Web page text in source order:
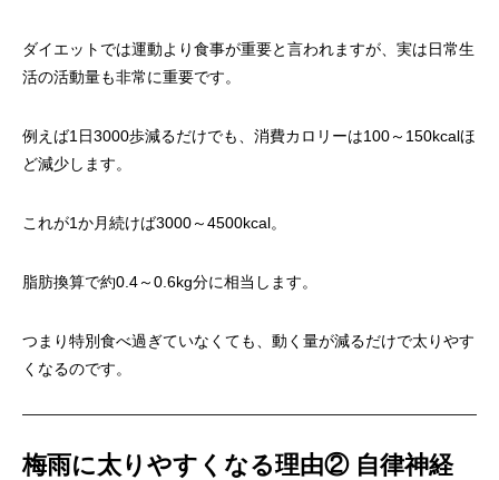
ダイエットでは運動より食事が重要と言われますが、実は日常生
活の活動量も非常に重要です。
例えば1日3000歩減るだけでも、消費カロリーは100～150kcalほ
ど減少します。
これが1か月続けば3000～4500kcal。
脂肪換算で約0.4～0.6kg分に相当します。
つまり特別食べ過ぎていなくても、動く量が減るだけで太りやす
くなるのです。
梅雨に太りやすくなる理由② 自律神経